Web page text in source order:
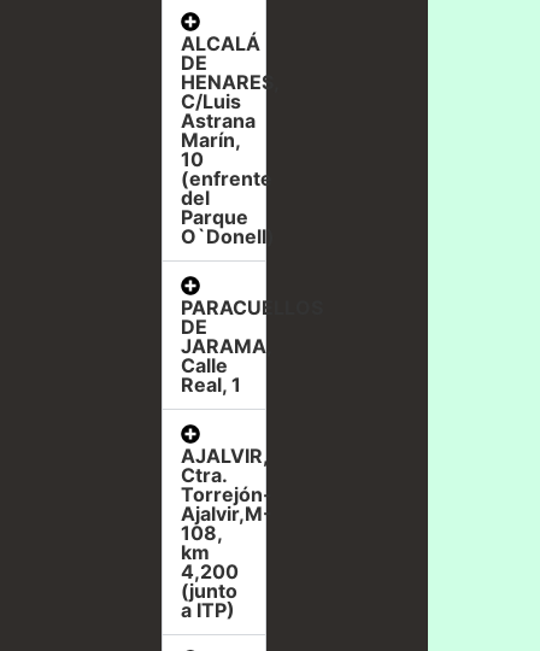
ALCALÁ
DE
HENARES,
C/Luis
Astrana
Marín,
10
(enfrente
del
Parque
O`Donell)
PARACUELLOS
DE
JARAMA,
Calle
Real, 1
AJALVIR,
Ctra.
Torrejón-
Ajalvir,M-
108,
km
4,200
(junto
a ITP)